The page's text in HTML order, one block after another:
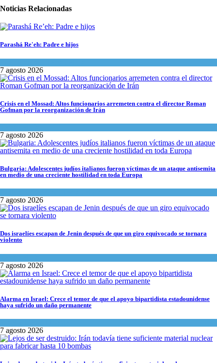
Noticias Relacionadas
Parashá Re'eh: Padre e hijos
7 agosto 2026
Crisis en el Mossad: Altos funcionarios arremeten contra el director Roman
Gofman por la reorganización de Irán
7 agosto 2026
Bulgaria: Adolescentes judíos italianos fueron víctimas de un ataque antisemita
en medio de una creciente hostilidad en toda Europa
7 agosto 2026
Dos israelíes escapan de Jenin después de que un giro equivocado se tornara
violento
7 agosto 2026
Alarma en Israel: Crece el temor de que el apoyo bipartidista estadounidense
haya sufrido un daño permanente
7 agosto 2026